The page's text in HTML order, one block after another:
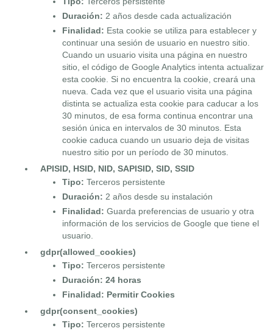
Duración: 2 años desde cada actualización
Finalidad: Esta cookie se utiliza para establecer y
continuar una sesión de usuario en nuestro sitio.
Cuando un usuario visita una página en nuestro
sitio, el código de Google Analytics intenta actualizar
esta cookie. Si no encuentra la cookie, creará una
nueva. Cada vez que el usuario visita una página
distinta se actualiza esta cookie para caducar a los
30 minutos, de esa forma continua encontrar una
sesión única en intervalos de 30 minutos. Esta
cookie caduca cuando un usuario deja de visitas
nuestro sitio por un período de 30 minutos.
APISID, HSID, NID, SAPISID, SID, SSID
Tipo: Terceros persistente
Duración: 2 años desde su instalación
Finalidad: Guarda preferencias de usuario y otra
información de los servicios de Google que tiene el
usuario.
gdpr(allowed_cookies)
Tipo: Terceros persistente
Duración: 24 horas
Finalidad: Permitir Cookies
gdpr(consent_cookies)
Tipo: Terceros persistente